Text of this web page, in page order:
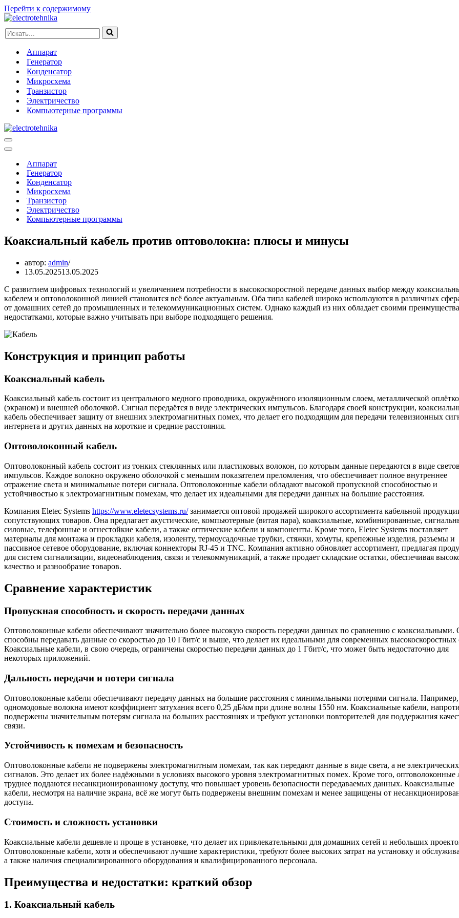
Перейти к содержимому
Искать...
Аппарат
Генератор
Конденсатор
Микросхема
Транзистор
Электричество
Компьютерные программы
Меню
навигации
Меню
навигацииАппарат
Генератор
Конденсатор
Микросхема
Транзистор
Электричество
Компьютерные программы
Коаксиальный кабель против оптоволокна: плюсы и минусы
автор: admin
13.05.202513.05.2025
С развитием цифровых технологий и увеличением потребности в высокоскоростной передаче данных выбор между
кабелем и оптоволоконной линией становится всё более актуальным. Оба типа кабелей широко используются в различных
от домашних сетей до промышленных и телекоммуникационных систем. Однако каждый из них обладает своими
недостатками, которые важно учитывать при выборе подходящего решения.
Конструкция и принцип работы
Коаксиальный кабель
Коаксиальный кабель состоит из центрального медного проводника, окружённого изоляционным слоем, металлической
(экраном) и внешней оболочкой. Сигнал передаётся в виде электрических импульсов. Благодаря своей конструкции,
кабель обеспечивает защиту от внешних электромагнитных помех, что делает его подходящим для передачи телевизионных
интернета и других данных на короткие и средние расстояния.
Оптоволоконный кабель
Оптоволоконный кабель состоит из тонких стеклянных или пластиковых волокон, по которым данные передаются в виде
импульсов. Каждое волокно окружено оболочкой с меньшим показателем преломления, что обеспечивает полное внутреннее
отражение света и минимальные потери сигнала. Оптоволоконные кабели обладают высокой пропускной способностью и
устойчивостью к электромагнитным помехам, что делает их идеальными для передачи данных на большие расстояния.
Компания Eletec Systems https://www.eletecsystems.ru/занимается оптовой продажей широкого ассортимента кабельной
сопутствующих товаров. Она предлагает акустические, компьютерные (витая пара), коаксиальные, комбинированные,
силовые, телефонные и огнестойкие кабели, а также оптические кабели и компоненты. Кроме того, Eletec Systems поставляет
материалы для монтажа и прокладки кабеля, изоленту, термоусадочные трубки, стяжки, хомуты, крепежные изделия, разъемы и
пассивное сетевое оборудование, включая коннекторы RJ-45 и TNC. Компания активно обновляет ассортимент, предлагая
для систем сигнализации, видеонаблюдения, связи и телекоммуникаций, а также продает складские остатки, обеспечивая
качество и разнообразие товаров.
Сравнение характеристик
Пропускная способность и скорость передачи данных
Оптоволоконные кабели обеспечивают значительно более высокую скорость передачи данных по сравнению с коаксиальными.
способны передавать данные со скоростью до 10 Гбит/с и выше, что делает их идеальными для современных высокоскоростных
Коаксиальные кабели, в свою очередь, ограничены скоростью передачи данных до 1 Гбит/с, что может быть недостаточно для
некоторых приложений.
Дальность передачи и потери сигнала
Оптоволоконные кабели обеспечивают передачу данных на большие расстояния с минимальными потерями сигнала. Например,
одномодовые волокна имеют коэффициент затухания всего 0,25 дБ/км при длине волны 1550 нм. Коаксиальные кабели,
подвержены значительным потерям сигнала на больших расстояниях и требуют установки повторителей для поддержания
связи.
Устойчивость к помехам и безопасность
Оптоволоконные кабели не подвержены электромагнитным помехам, так как передают данные в виде света, а не электрических
сигналов. Это делает их более надёжными в условиях высокого уровня электромагнитных помех. Кроме того, оптоволоконные
труднее поддаются несанкционированному доступу, что повышает уровень безопасности передаваемых данных. Коаксиальные
кабели, несмотря на наличие экрана, всё же могут быть подвержены внешним помехам и менее защищены от
доступа.
Стоимость и сложность установки
Коаксиальные кабели дешевле и проще в установке, что делает их привлекательными для домашних сетей и небольших
Оптоволоконные кабели, хотя и обеспечивают лучшие характеристики, требуют более высоких затрат на установку и
а также наличия специализированного оборудования и квалифицированного персонала.
Преимущества и недостатки: краткий обзор
1. Коаксиальный кабель